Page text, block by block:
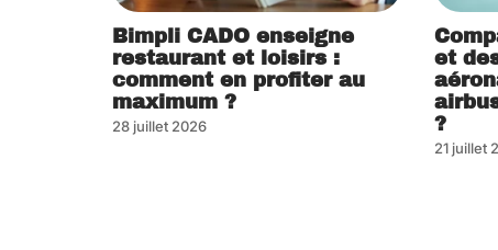
Bimpli CADO enseigne
restaurant et loisirs :
comment en profiter au
maximum ?
28 juillet 2026
et
?
21 juillet